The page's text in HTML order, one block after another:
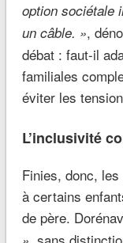
option sociétale
un câble. »,
débat : faut-il
familiales
éviter les
L’inclusivité
Finies, donc,
à certains
de père.